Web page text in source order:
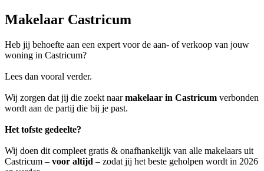
Makelaar Castricum
Heb jij behoefte aan een expert voor de aan- of verkoop van jouw
woning in Castricum?
Lees dan vooral verder.
Wij zorgen dat jij die zoekt naarmakelaar in Castricum verbonden
wordt aan de partij die bij je past.
Het tofste gedeelte?
Wij doen dit compleet gratis & onafhankelijk van alle makelaars uit
Castricum – voor altijd – zodat jij het beste geholpen wordt in 2026